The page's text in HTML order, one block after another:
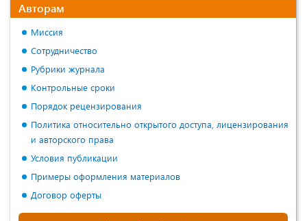
Авторам
Миссия
Сотрудничество
Рубрики журнала
Контрольные сроки
Порядок рецензирования
Политика относительно открытого доступа, лицензирования
и авторского права
Условия публикации
Примеры оформления материалов
Договор оферты